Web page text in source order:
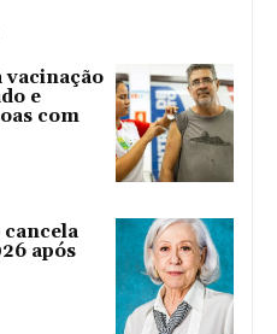
vacinação
e
com
após